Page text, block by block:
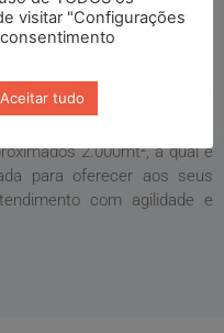
2.000mt², a qual é
para oferecer aos seus
com agilidade e
visitar "Configurações
Aceitar tudo